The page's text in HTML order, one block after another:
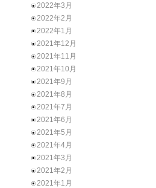
2022年3月
2022年2月
2022年1月
2021年12月
2021年11月
2021年10月
2021年9月
2021年8月
2021年7月
2021年6月
2021年5月
2021年4月
2021年3月
2021年2月
2021年1月